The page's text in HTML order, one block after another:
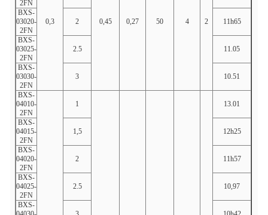
0,3 0,45 0,27 50 4 2
2FN
BXS-
03020-
2FN
2 11h65
BXS-
03025-
2FN
2.5 11.05
BXS-
03030-
2FN
3 10.51
BXS-
04010-
2FN
1 13.01
BXS-
04015-
2FN
1,5 12h25
BXS-
04020-
2FN
2 11h57
BXS-
04025-
2FN
2.5 10,97
BXS-